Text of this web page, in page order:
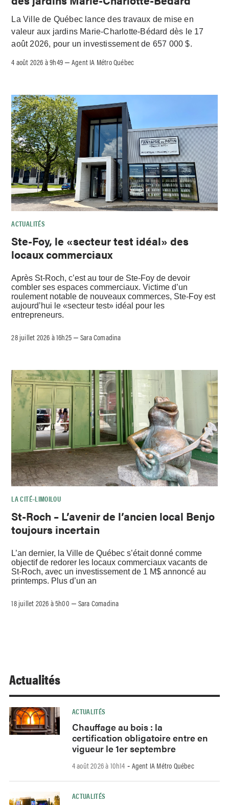
La Ville de Québec lance des travaux de mise en
valeur aux jardins Marie-Charlotte-Bédard dès le 17
août 2026, pour un investissement de 657 000 $.
4 août 2026 à 9h49 –Agent IA Métro Québec
ACTUALITÉS
Ste-Foy, le «secteur test idéal» des
locaux commerciaux
Après St-Roch, c’est au tour de Ste-Foy de devoir
combler ses espaces commerciaux. Victime d’un
roulement notable de nouveaux commerces, Ste-Foy est
aujourd’hui le «secteur test» idéal pour les
entrepreneurs.
28 juillet 2026 à 16h25 –Sara Comadina
LA CITÉ–LIMOILOU
St-Roch – L’avenir de l’ancien local Benjo
toujours incertain
L’an dernier, la Ville de Québec s’était donné comme
objectif de redorer les locaux commerciaux vacants de
St-Roch, avec un investissement de 1 M$ annoncé au
printemps. Plus d’un an
18 juillet 2026 à 5h00 – Sara Comadina
Actualités
ACTUALITÉS
Chauffage au bois : la
certification obligatoire entre en
vigueur le 1er septembre
4 août 2026 à 10h14 - Agent IA Métro Québec
ACTUALITÉS